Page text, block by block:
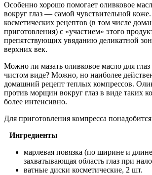
Особенно хорошо помогает оливковое
вокруг глаз — самой чувствительной
косметических рецептов (в том числе
приготовления) с «участием» этого
препятствующих увяданию деликатной
верхних век.
Можно ли мазать оливковое масло для
чистом виде? Можно, но наиболее
домашний рецепт теплых компрессов.
против морщин вокруг глаз в виде таких
более интенсивно.
Для приготовления компресса
Ингредиенты
марлевая повязка (по ширине и
захватывающая область глаз при
ватные диски косметические, 2 шт.